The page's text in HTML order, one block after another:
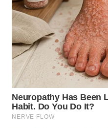
TAPANULI
UTARA
WN
SAMOSIR
WN
PADANG
LAWAS